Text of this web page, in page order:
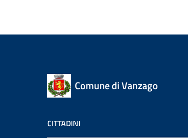
Comune di Vanzago
CITTADINI